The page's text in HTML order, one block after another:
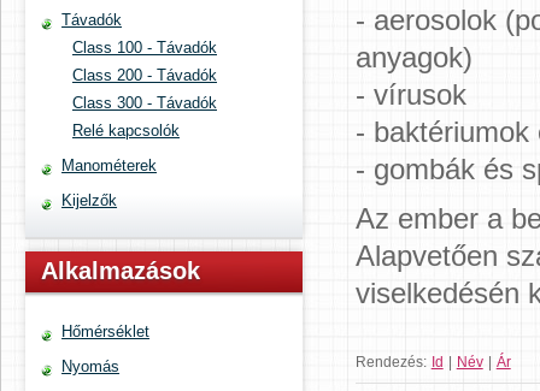
Távadók
Class 100 - Távadók
Class 200 - Távadók
Class 300 - Távadók
Relé kapcsolók
Manométerek
Kijelzők
Alkalmazások
Hőmérséklet
Nyomás
- aerosolok
anyagok)
- vírusok
- baktériumok
- gombák és
Az ember a
Alapvetően
viselkedésén
Rendezés: Id Név Ár